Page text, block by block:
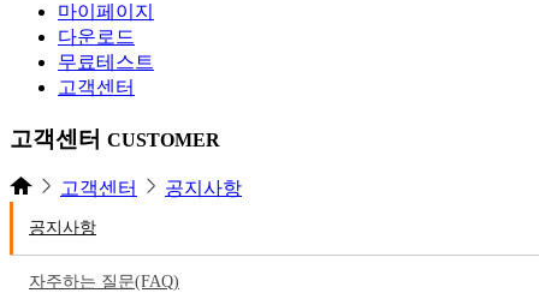
마이페이지
다운로드
무료테스트
고객센터
고객센터 CUSTOMER
고객센터 공지사항
공지사항
자주하는 질문(FAQ)